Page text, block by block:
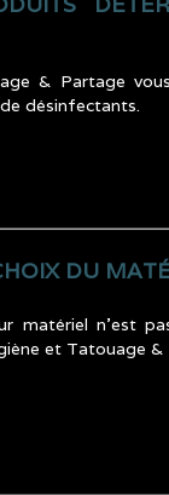
& Partage
désinfectants.
DU
matériel n’est
et Tatouage &